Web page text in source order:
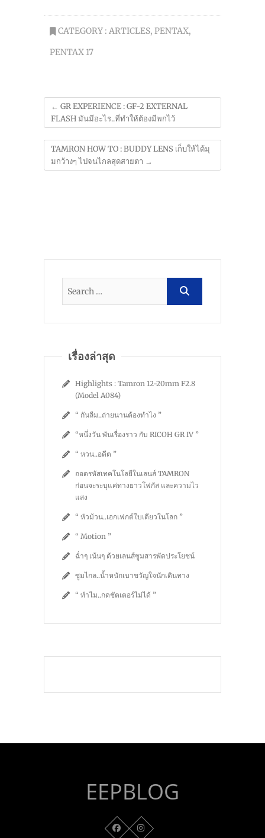
CATEGORY : ARTICLES, PENTAX,
PENTAX 17
← GR EXPERIENCE : GF-2 EXTERNAL
FLASH มันมีอะไร..ที่ทำให้ต้องมีพกไว้
TAMRON HOW TO : BUDDY LENS เก็บให้ได้มุ
มกว้างๆ ไปจนไกลสุดสายตา →
เรื่องล่าสุด
Highlights : Tamron 12-20mm F2.8
(Model A084)
“ กันลืม..ถ่ายนานต้องทำไง ”
“หนึ่งวัน พันเรื่องราว กับ RICOH GR IV ”
“ หวน..อดีต ”
ถอดรหัสเทคโนโลยีในเลนส์ TAMRON
ก่อนจะระบุแค่ทางยาวโฟกัส และความไว
แสง
“ หัวม้วน..เอกเฟกต์ใบเดียวในโลก ”
“ Motion ”
ฉ่ำๆ เน้นๆ ด้วยเลนส์ซูมสารพัดประโยชน์
ซูมไกล..น้ำหนักเบาขวัญใจนักเดินทาง
“ ทำไม..กดชัตเตอร์ไม่ได้ ”
EEPBLOG